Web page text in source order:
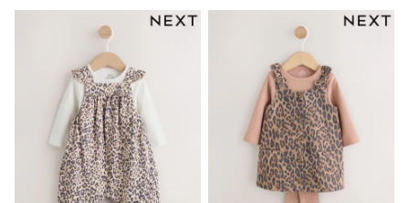
Toy Story
Pokemon
Spiderman
THE SET
All Clothing
T-Shirts
Shorts
Shirts
Kurtas
Sets & Outfits
Trousers & Chinos